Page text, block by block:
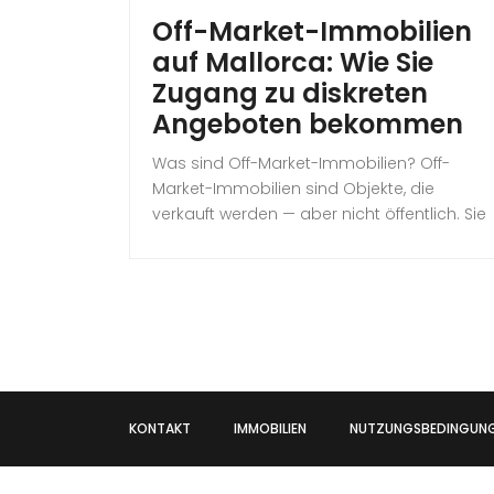
Off-Market-Immobilien
auf Mallorca: Wie Sie
Zugang zu diskreten
Angeboten bekommen
Was sind Off-Market-Immobilien? Off-
Market-Immobilien sind Objekte, die
verkauft werden — aber nicht öffentlich. Sie
genau das ist es, was […]
KONTAKT IMMOBILIEN